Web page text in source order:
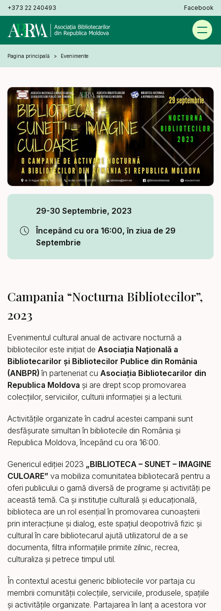
+373 22 240493 Facebook
Pagina principală Evenimente
Campania “Nocturna Bibliotecilor”,
2023
Evenimentul cultural anual de activare nocturnă a
bibliotecilor este inițiat de Asociația Națională a
Bibliotecarilor și Bibliotecilor Publice din România
(ANBPR) în parteneriat cu Asociația Bibliotecarilor din
Republica Moldova și are drept scop promovarea
colecțiilor, serviciilor, culturii informaţiei și a lecturii.
Activitățile organizate în cadrul acestei campanii sunt
desfășurate simultan în bibliotecile din România şi
Republica Moldova, începând cu ora 16:00.
Genericul ediției 2023 „BIBLIOTECA – SUNET – IMAGINE
CULOARE” va mobiliza comunitatea bibliotecară pentru a
oferi publicului o gamă diversă de programe și activități pe
această temă. Ca și instituție culturală și educațională,
biblioteca are un rol esențial în promovarea cunoașterii
prin interacțiune și dialog, este spațiul deopotrivă fizic și
cultural în care bibliotecarul ajută utilizatorul de a se
documenta, filtra informațiile primite zilnic, recrea,
culturaliza și petrece timpul util.
În contextul acestui generic bibliotecile vor partaja cu
membrii comunității colecțiile, serviciile, produsele, spațiile
și activitățile organizate. Partajarea în lanț a acestora vor
29-30 Septembrie, 2023
Începând cu ora 16:00, în ziua de 29
Septembrie